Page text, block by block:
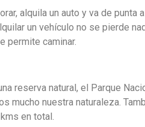
alquila un auto y va de
un vehículo no se pierde
permite caminar.
reserva natural, el Parque
mucho nuestra naturaleza.
en total.